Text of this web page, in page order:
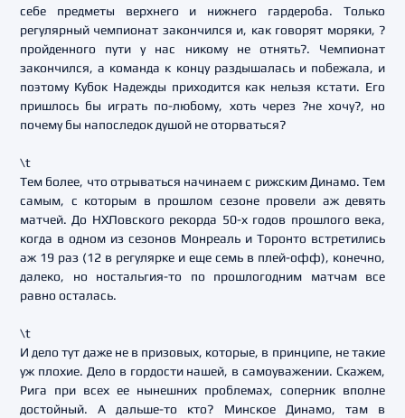
себе предметы верхнего и нижнего гардероба. Только
регулярный чемпионат закончился и, как говорят моряки, ?
пройденного пути у нас никому не отнять?. Чемпионат
закончился, а команда к концу раздышалась и побежала, и
поэтому Кубок Надежды приходится как нельзя кстати. Его
пришлось бы играть по-любому, хоть через ?не хочу?, но
почему бы напоследок душой не оторваться?
\t
Тем более, что отрываться начинаем с рижским Динамо. Тем
самым, с которым в прошлом сезоне провели аж девять
матчей. До НХЛовского рекорда 50-х годов прошлого века,
когда в одном из сезонов Монреаль и Торонто встретились
аж 19 раз (12 в регулярке и еще семь в плей-офф), конечно,
далеко, но ностальгия-то по прошлогодним матчам все
равно осталась.
\t
И дело тут даже не в призовых, которые, в принципе, не такие
уж плохие. Дело в гордости нашей, в самоуважении. Скажем,
Рига при всех ее нынешних проблемах, соперник вполне
достойный. А дальше-то кто? Минское Динамо, там в